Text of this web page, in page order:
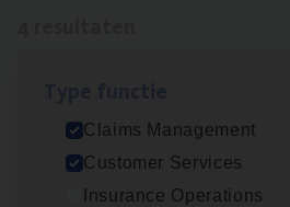
Claims Management
Customer Services
Insurance Operations
Busi­ness Mana­ger Mari­ne
People Management, Sales
Antwerpen